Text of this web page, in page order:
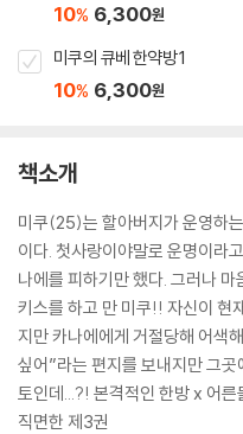
10% 6,300원
미쿠의 큐베 한약방 1
10% 6,300원
책소개
미쿠(25)는 할아버지가 운영하
이다. 첫사랑이야말로 운명이라
나에를 피하기만 했다. 그러나
키스를 하고 만 미쿠!! 자신이 현
지만 카나에에게 거절당해 어색
싶어”라는 편지를 보내지만 그
토인데...?! 본격적인 한방 x 어른
직면한 제3권